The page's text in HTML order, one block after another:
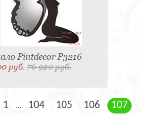
Pintdecor P3216
руб.76 920 руб.
1 ... 104 105 106 107